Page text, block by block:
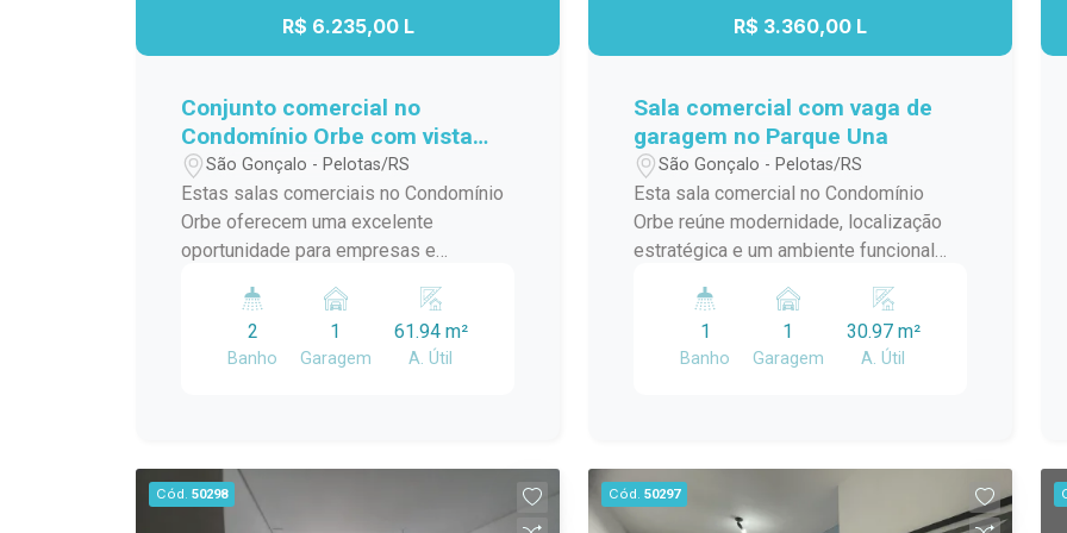
R$ 6.235,00 L
Conjunto comercial no
Condomínio Orbe com vista
para o Parque Una
São Gonçalo - Pelotas/RS
Estas salas comerciais no Condomínio
Orbe oferecem uma excelente
oportunidade para empresas e
espaço, versatilidade e uma localização
estratégica. Com a possibilidade de
utilização conjunta, os ambientes
consultórios ou empresas que desejam
ampliar sua estrutura em um dos
2
Banho
1
Garagem
61.94 m²
A. Útil
R$ 3.360,00 L
Sala comercial com vaga de
garagem no Parque Una
São Gonçalo - Pelotas/RS
Esta sala comercial no Condomínio
Orbe reúne modernidade, localização
estratégica e um ambiente funcional
buscam um espaço qualificado para
receber clientes e desenvolver suas
atividades. Inserida em um dos
produtividade, praticidade e uma
excelente experiência de trabalho.
1
Banho
1
Garagem
30.97 m²
A. Útil
Cód. 50298 Cód. 50297